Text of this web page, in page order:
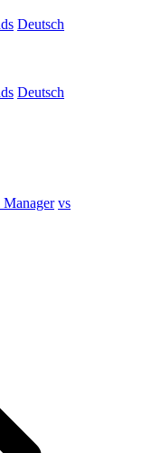
Deutsch
Deutsch
vs